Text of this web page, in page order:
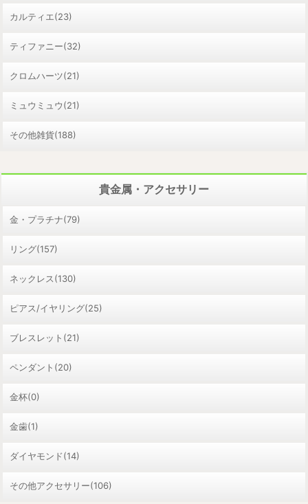
カルティエ(23)
ティファニー(32)
クロムハーツ(21)
ミュウミュウ(21)
その他雑貨(188)
貴金属・アクセサリー
金・プラチナ(79)
リング(157)
ネックレス(130)
ピアス/イヤリング(25)
ブレスレット(21)
ペンダント(20)
金杯(0)
金歯(1)
ダイヤモンド(14)
その他アクセサリー(106)